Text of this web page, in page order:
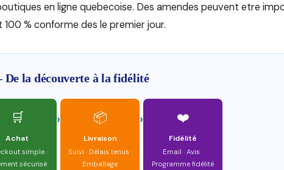
en ligne quebecoise. Des amendes peuvent etre
% conforme des le premier jour.
la découverte à la fidélité
🛒
Achat
simple ·
sécurisé
› 📦
Livraison
Suivi · Délais tenus ·
Emballage
› ❤️
Fidélité
Email · Avis ·
Programme fidélité